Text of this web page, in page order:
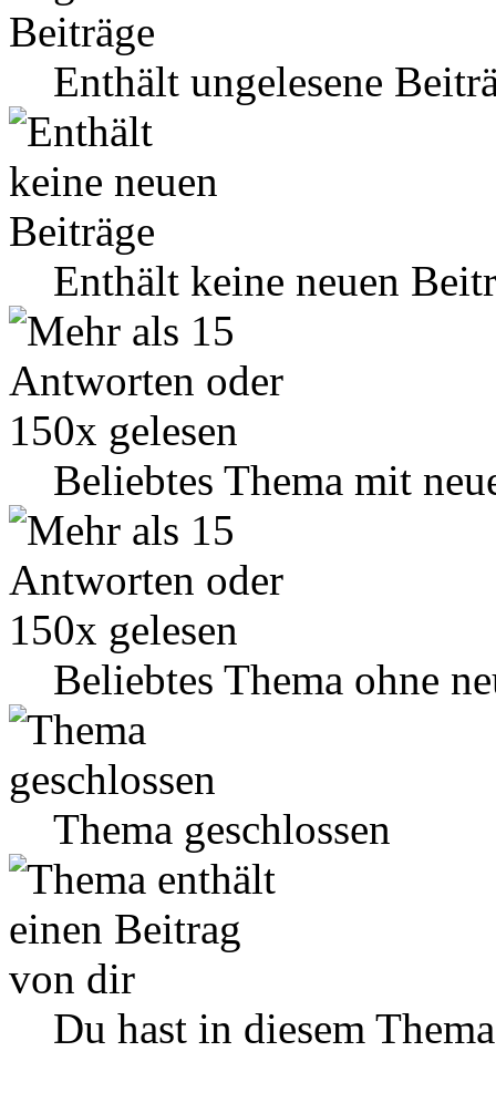
Enthält ungelesene
Enthält keine neuen
Beliebtes Thema mit
Beliebtes Thema ohne
Thema geschlossen
Du hast in diesem